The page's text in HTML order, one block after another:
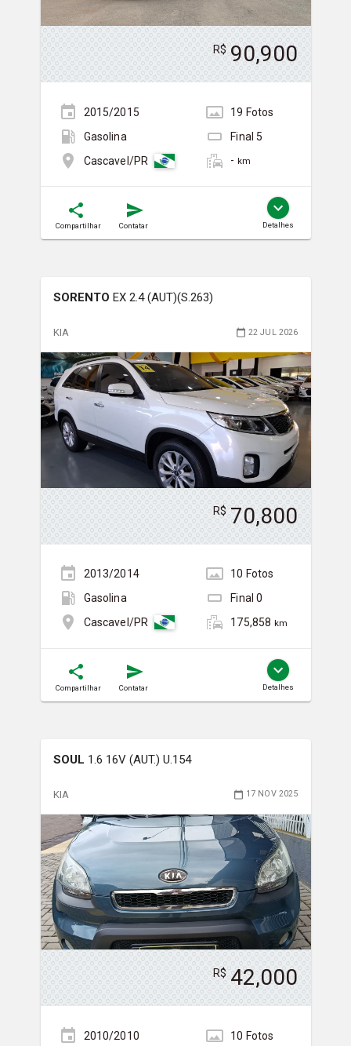
R$ 90,900
2015/2015 19 Fotos
Gasolina
Final 5
Cascavel/PR
- km
Compartilhar Contatar Detalhes
SORENTO EX 2.4 (AUT)(S.263)
KIA 22 JUL 2026
R$ 70,800
2013/2014 10 Fotos
Gasolina
Final0
Cascavel/PR
175,858 km
Compartilhar Contatar Detalhes
SOUL 1.6 16V (AUT.) U.154
KIA 17 NOV 2025
R$ 42,000
2010/2010 10 Fotos